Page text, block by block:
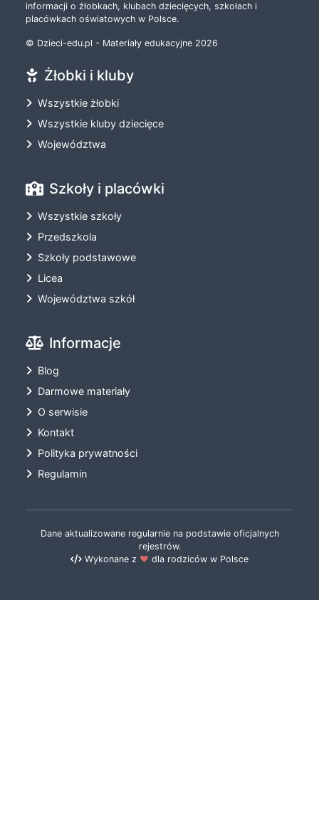
informacji o żłobkach, klubach dziecięcych, szkołach i
placówkach oświatowych w Polsce.
© Dzieci-edu.pl - Materiały edukacyjne 2026
Żłobki i kluby
Wszystkie żłobki
Wszystkie kluby dziecięce
Województwa
Szkoły i placówki
Wszystkie szkoły
Przedszkola
Szkoły podstawowe
Licea
Województwa szkół
Informacje
Blog
Darmowe materiały
O serwisie
Kontakt
Polityka prywatności
Regulamin
Dane aktualizowane regularnie na podstawie oficjalnych
rejestrów.
Wykonane z ❤️ dla rodziców w Polsce